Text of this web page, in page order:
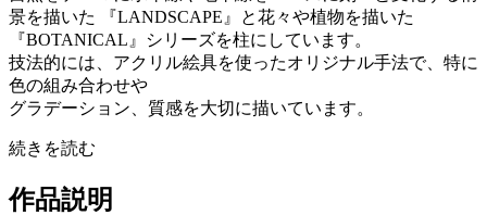
景を描いた 『LANDSCAPE』と花々や植物を描いた
『BOTANICAL』シリーズを柱にしています。
技法的には、アクリル絵具を使ったオリジナル手法で、特に
色の組み合わせや
グラデーション、質感を大切に描いています。
続きを読む
作品説明